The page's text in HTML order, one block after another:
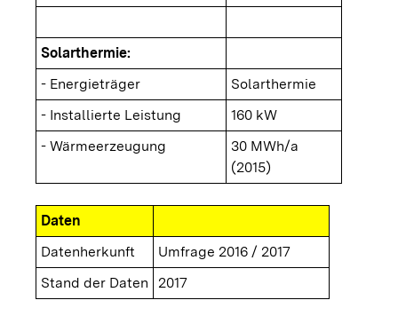
Solarthermie:
- Energieträger
Solarthermie
- Installierte Leistung
160 kW
- Wärmeerzeugung
30 MWh/a
(2015)
Daten
Datenherkunft
Umfrage 2016 / 2017
Stand der Daten
2017